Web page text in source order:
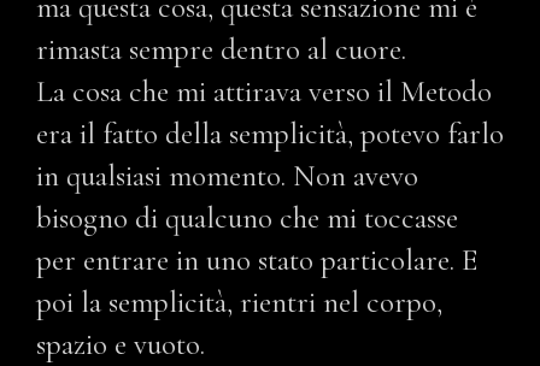
ma questa cosa, questa sensazione mi è
rimasta sempre dentro al cuore.
La cosa che mi attirava verso il Metodo
era il fatto della semplicità, potevo farlo
in qualsiasi momento. Non avevo
bisogno di qualcuno che mi toccasse
per entrare in uno stato particolare. E
poi la semplicità, rientri nel corpo,
spazio e vuoto.